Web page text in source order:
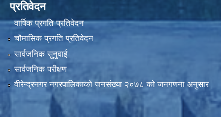
प्रतिवेदन
वार्षिक प्रगति प्रतिवेदन
चौमासिक प्रगति प्रतिवेदन
सार्वजनिक सुनुवाई
सार्वजनिक परीक्षण
वीरेन्द्रनगर नगरपालिकाकाे जनसंख्या २०७८ काे जनगणना अनुसार